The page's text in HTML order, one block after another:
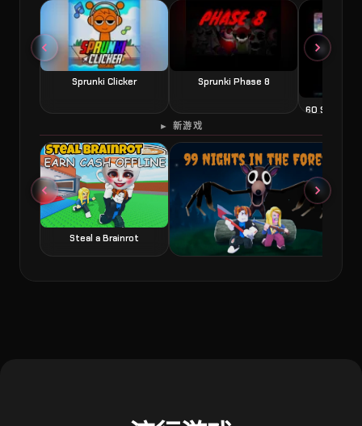
Sprunki Clicker Sprunki Phase 8
60 Second
► 新游戏
Steal a Brainrot